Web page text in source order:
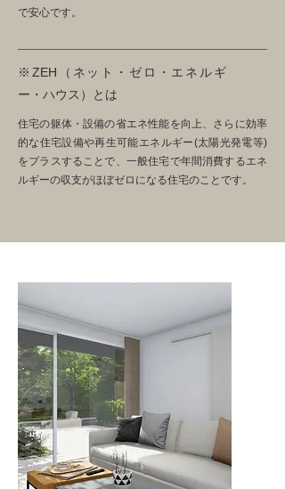
で安心です。
※ZEH（ネット・ゼロ・エネルギ
ー・ハウス）とは
住宅の躯体・設備の省エネ性能を向上、さらに効率
的な住宅設備や再生可能エネルギー(太陽光発電等)
をプラスすることで、一般住宅で年間消費するエネ
ルギーの収支がほぼゼロになる住宅のことです。